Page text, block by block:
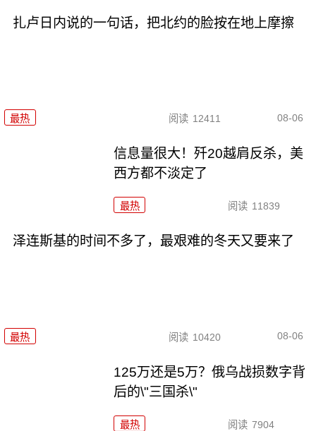
扎卢日内说的一句话，把北约的脸按在地上摩擦
最热 阅读 12411 08-06
信息量很大！歼20越肩反杀，美
西方都不淡定了
最热 阅读 11839
泽连斯基的时间不多了，最艰难的冬天又要来了
最热 阅读 10420 08-06
125万还是5万？俄乌战损数字背
后的\"三国杀\"
最热 阅读 7904